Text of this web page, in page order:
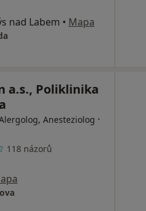
nad Labem • Mapa
a.s., Poliklinika
Anesteziolog ·
118 názorů